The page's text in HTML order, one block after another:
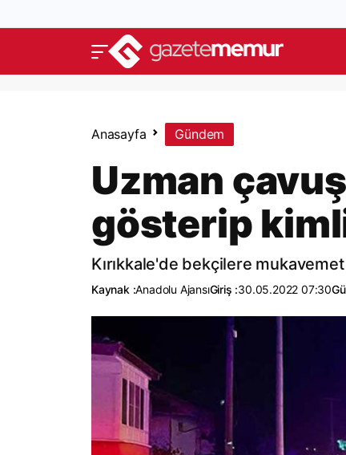
Anasayfa Gündem
Uzman
gösterip
Kırıkkale'de bekçilere
Kaynak :Anadolu AjansıGiriş :30.05.2022 07:30